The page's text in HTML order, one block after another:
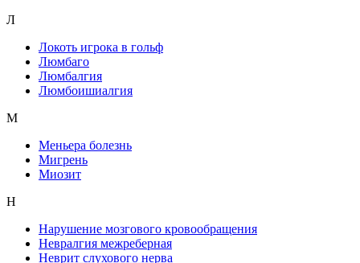
Л
Локоть игрока в гольф
Люмбаго
Люмбалгия
Люмбоишиалгия
М
Меньера болезнь
Мигрень
Миозит
Н
Нарушение мозгового кровообращения
Невралгия межреберная
Неврит слухового нерва